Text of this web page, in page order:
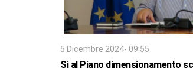
5 Dicembre 2024- 09:55
Sì al Piano dimensionamento